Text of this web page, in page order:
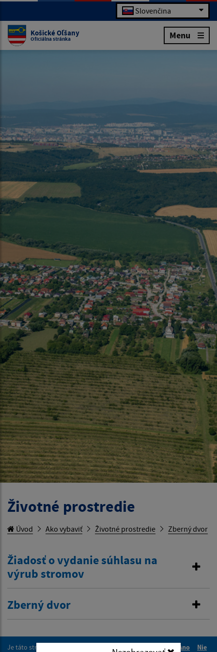
Slovenčina
Košické Oľšany
Oficiálna stránka Menu
Životné prostredie
Úvod Ako vybaviť Životné prostredie Zberný dvor
Žiadosť o vydanie súhlasu na
výrub stromov
Zberný dvor
Je táto stránka užitočná?
Áno
Nie